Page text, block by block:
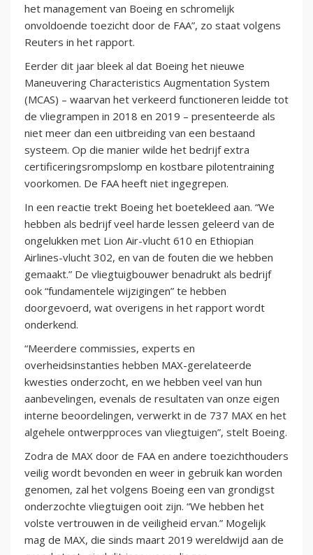
het management van Boeing en schromelijk
onvoldoende toezicht door de FAA”, zo staat volgens
Reuters in het rapport.
Eerder dit jaar bleek al dat Boeing het nieuwe
Maneuvering Characteristics Augmentation System
(MCAS) – waarvan het verkeerd functioneren leidde tot
de vliegrampen in 2018 en 2019 – presenteerde als
niet meer dan een uitbreiding van een bestaand
systeem. Op die manier wilde het bedrijf extra
certificeringsrompslomp en kostbare pilotentraining
voorkomen. De FAA heeft niet ingegrepen.
In een reactie trekt Boeing het boetekleed aan. “We
hebben als bedrijf veel harde lessen geleerd van de
ongelukken met Lion Air-vlucht 610 en Ethiopian
Airlines-vlucht 302, en van de fouten die we hebben
gemaakt.” De vliegtuigbouwer benadrukt als bedrijf
ook “fundamentele wijzigingen” te hebben
doorgevoerd, wat overigens in het rapport wordt
onderkend.
“Meerdere commissies, experts en
overheidsinstanties hebben MAX-gerelateerde
kwesties onderzocht, en we hebben veel van hun
aanbevelingen, evenals de resultaten van onze eigen
interne beoordelingen, verwerkt in de 737 MAX en het
algehele ontwerpproces van vliegtuigen”, stelt Boeing.
Zodra de MAX door de FAA en andere toezichthouders
veilig wordt bevonden en weer in gebruik kan worden
genomen, zal het volgens Boeing een van grondigst
onderzochte vliegtuigen ooit zijn. “We hebben het
volste vertrouwen in de veiligheid ervan.” Mogelijk
mag de MAX, die sinds maart 2019 wereldwijd aan de